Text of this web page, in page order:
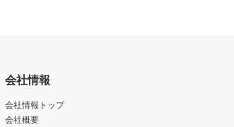
会社情報
会社情報トップ
会社概要